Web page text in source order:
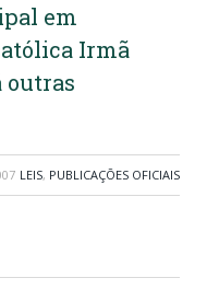
em
Irmã
outras
LEIS, PUBLICAÇÕES OFICIAIS